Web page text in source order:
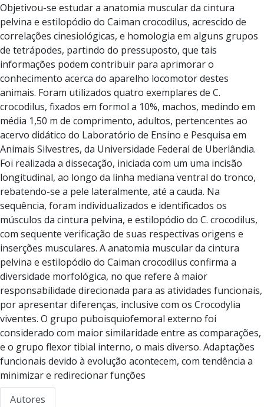
Objetivou-se estudar a anatomia muscular da cintura
pelvina e estilopódio do Caiman crocodilus, acrescido de
correlações cinesiológicas, e homologia em alguns grupos
de tetrápodes, partindo do pressuposto, que tais
informações podem contribuir para aprimorar o
conhecimento acerca do aparelho locomotor destes
animais. Foram utilizados quatro exemplares de C.
crocodilus, fixados em formol a 10%, machos, medindo em
média 1,50 m de comprimento, adultos, pertencentes ao
acervo didático do Laboratório de Ensino e Pesquisa em
Animais Silvestres, da Universidade Federal de Uberlândia.
Foi realizada a dissecação, iniciada com um uma incisão
longitudinal, ao longo da linha mediana ventral do tronco,
rebatendo-se a pele lateralmente, até a cauda. Na
sequência, foram individualizados e identificados os
músculos da cintura pelvina, e estilopódio do C. crocodilus,
com sequente verificação de suas respectivas origens e
inserções musculares. A anatomia muscular da cintura
pelvina e estilopódio do Caiman crocodilus confirma a
diversidade morfológica, no que refere à maior
responsabilidade direcionada para as atividades funcionais,
por apresentar diferenças, inclusive com os Crocodylia
viventes. O grupo puboisquiofemoral externo foi
considerado com maior similaridade entre as comparações,
e o grupo flexor tibial interno, o mais diverso. Adaptações
funcionais devido à evolução acontecem, com tendência a
minimizar e redirecionar funções
Autores